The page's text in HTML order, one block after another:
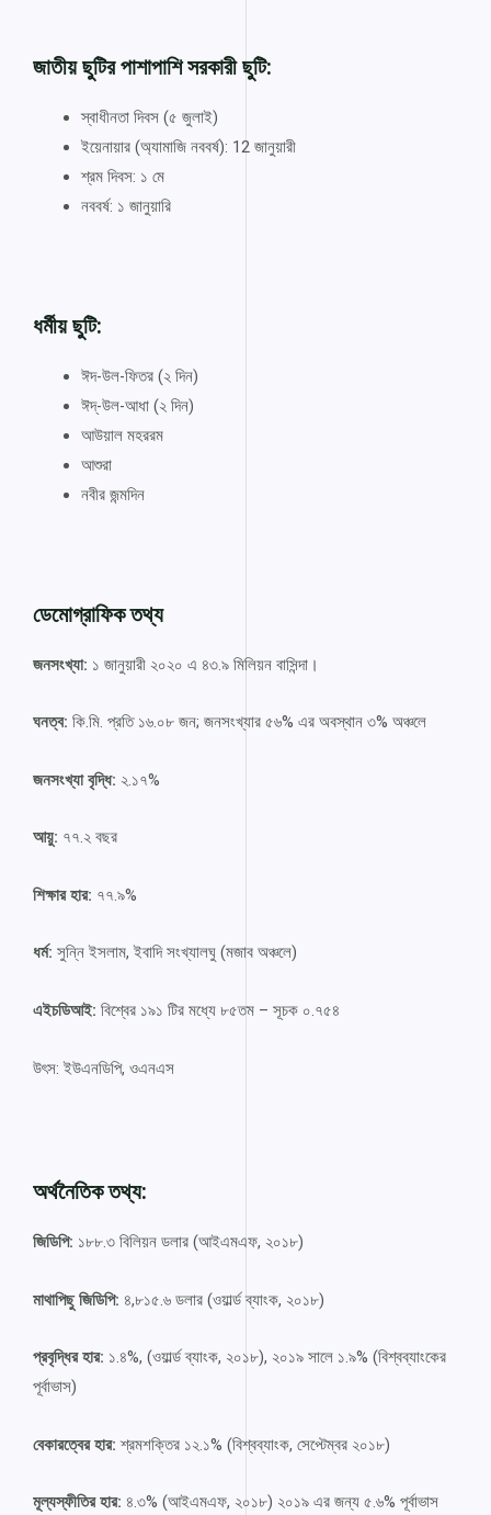
জাতীয় ছুটির পাশাপাশি সরকারী ছুটি:
স্বাধীনতা দিবস (৫ জুলাই)
ইয়েনায়ার (অ্যামাজি নববর্ষ): 12 জানুয়ারী
শ্রম দিবস: ১ মে
নববর্ষ: ১ জানুয়ারি
ধর্মীয় ছুটি:
ঈদ-উল-ফিতর (২ দিন)
ঈদ্-উল-আধা (২ দিন)
আউয়াল মহররম
আশুরা
নবীর জন্মদিন
ডেমোগ্রাফিক তথ্য
জনসংখ্যা: ১ জানুয়ারী ২০২০ এ ৪৩.৯ মিলিয়ন বাসিন্দা।
ঘনত্ব: কি.মি. প্রতি ১৬.০৮ জন; জনসংখ্যার ৫৬% এর অবস্থান ৩% অঞ্চলে
জনসংখ্যা বৃদ্ধি: ২.১৭%
আয়ু: ৭৭.২ বছর
শিক্ষার হার: ৭৭.৯%
ধর্ম: সুন্নি ইসলাম, ইবাদি সংখ্যালঘু (মজাব অঞ্চলে)
এইচডিআই: বিশ্বের ১৯১ টির মধ্যে ৮৫তম – সূচক ০.৭৫৪
উৎস: ইউএনডিপি, ওএনএস
অর্থনৈতিক তথ্য:
জিডিপি: ১৮৮.৩ বিলিয়ন ডলার (আইএমএফ, ২০১৮)
মাথাপিছু জিডিপি: ৪,৮১৫.৬ ডলার (ওয়ার্ল্ড ব্যাংক, ২০১৮)
প্রবৃদ্ধির হার: ১.৪%, (ওয়ার্ল্ড ব্যাংক, ২০১৮), ২০১৯ সালে ১.৯% (বিশ্বব্যাংকের
পূর্বাভাস)
বেকারত্বের হার: শ্রমশক্তির ১২.১% (বিশ্বব্যাংক, সেপ্টেম্বর ২০১৮)
মূল্যস্ফীতির হার: ৪.৩% (আইএমএফ, ২০১৮) ২০১৯ এর জন্য ৫.৬% পূর্বাভাস